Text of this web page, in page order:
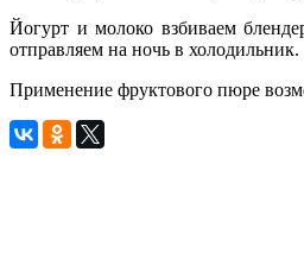
Йогурт и молоко взбиваем
отправляем на ночь в холодильник.
Применение фруктового пюре